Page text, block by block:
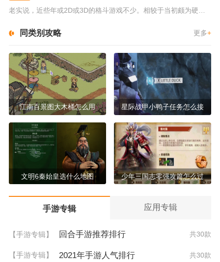
同类别攻略 更多+
江南百景图大木桶怎么用 星际战甲小鸭子任务怎么接
文明6秦始皇选什么地图 少年三国志零强攻篇怎么过
手游专辑 应用专辑
【手游专辑】 回合手游推荐排行 共30款
【手游专辑】 2021年手游人气排行 共30款